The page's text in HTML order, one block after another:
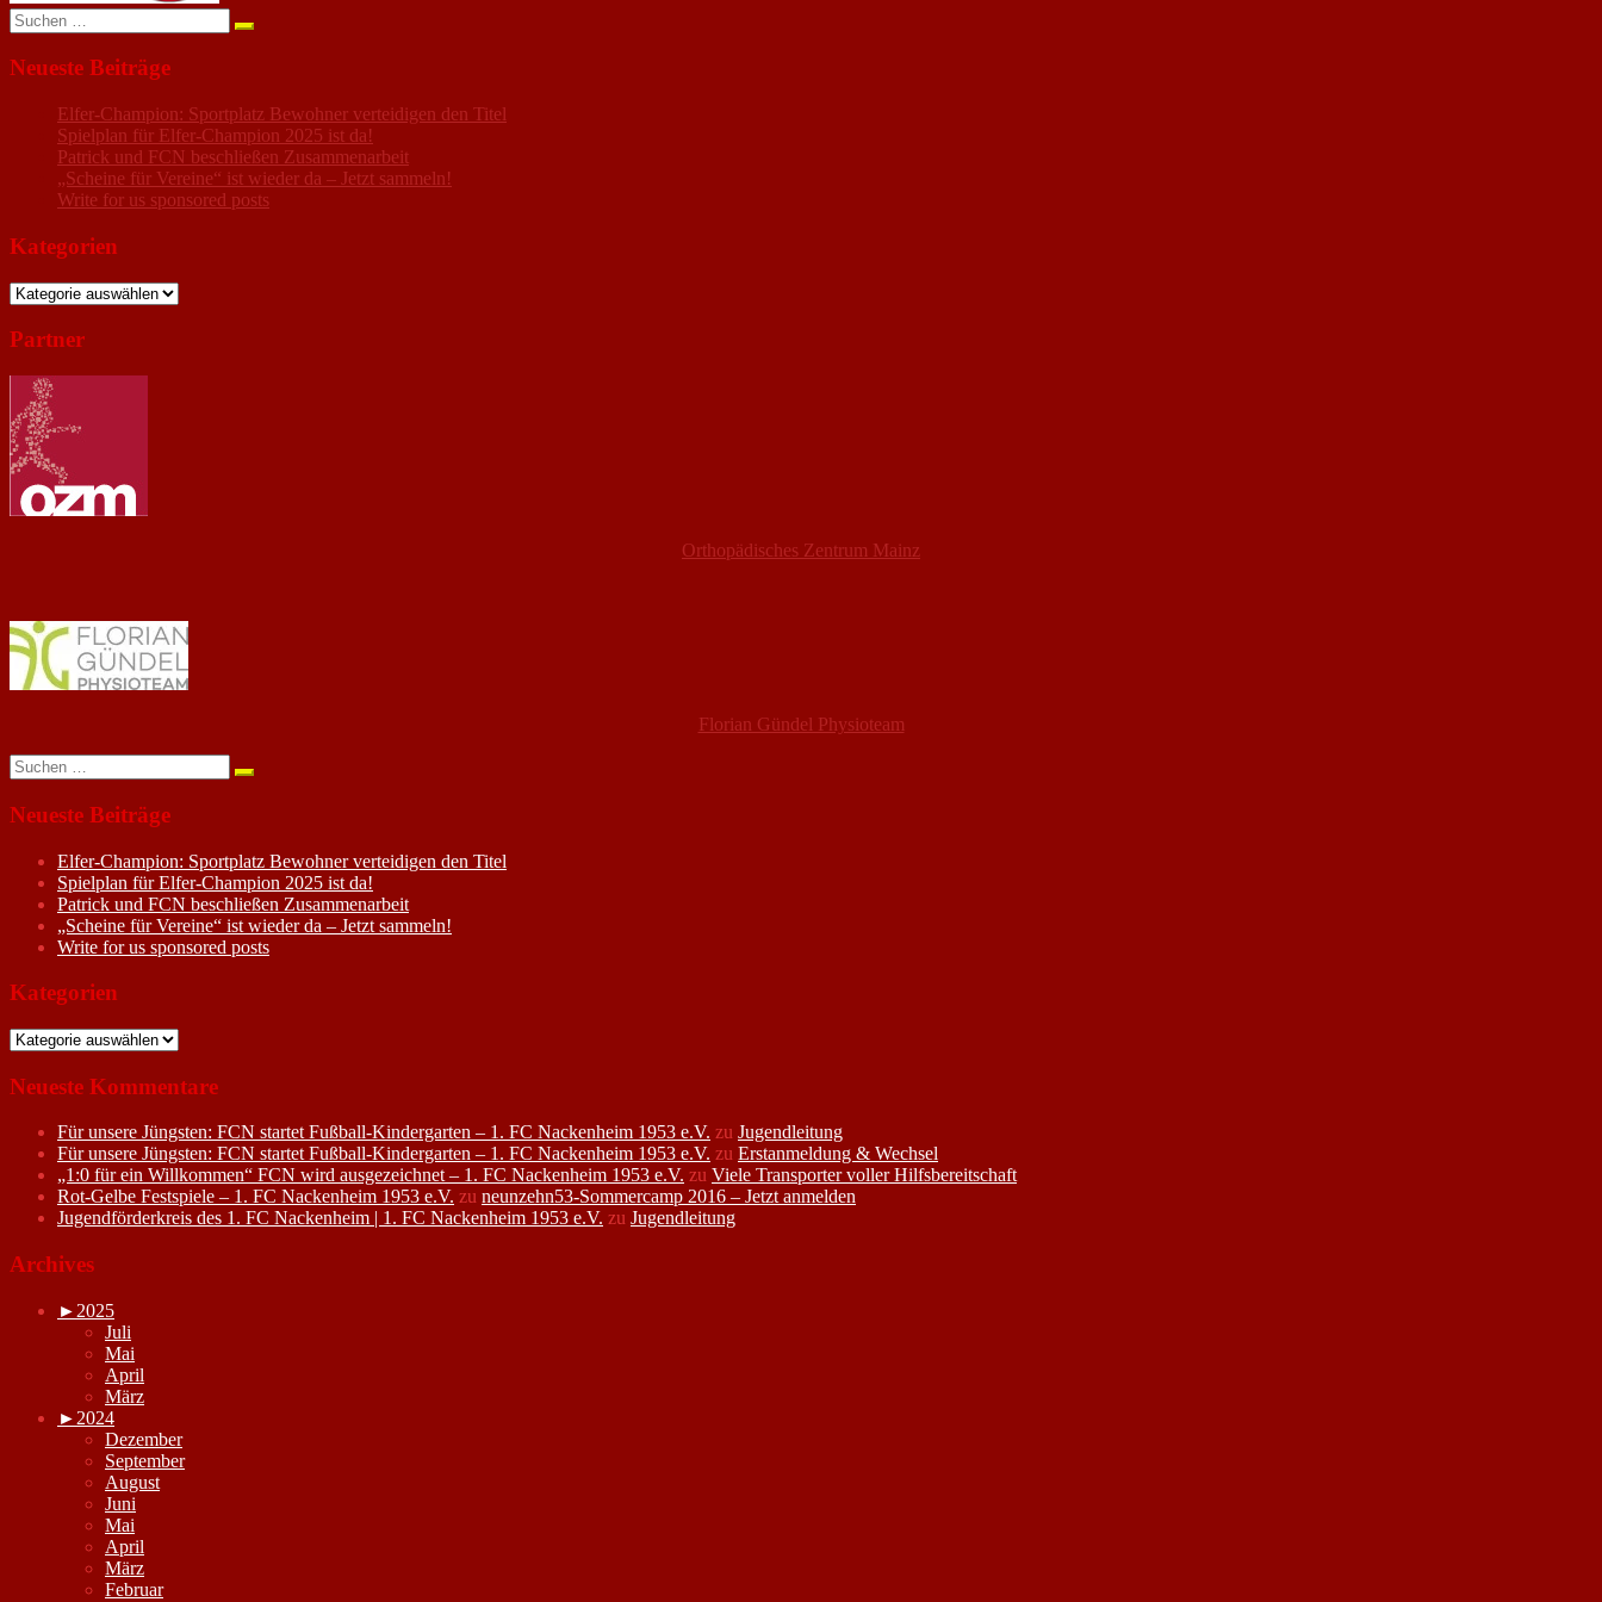
Suchen
nach:
Neueste Beiträge
Elfer-Champion: Sportplatz Bewohner verteidigen den Titel
Spielplan für Elfer-Champion 2025 ist da!
Patrick und FCN beschließen Zusammenarbeit
„Scheine für Vereine“ ist wieder da – Jetzt sammeln!
Write for us sponsored posts
Kategorien
Kategorien
Partner
Orthopädisches Zentrum Mainz
Florian Gündel Physioteam
Suchen
nach:
Neueste Beiträge
Elfer-Champion: Sportplatz Bewohner verteidigen den Titel
Spielplan für Elfer-Champion 2025 ist da!
Patrick und FCN beschließen Zusammenarbeit
„Scheine für Vereine“ ist wieder da – Jetzt sammeln!
Write for us sponsored posts
Kategorien
Kategorien
Neueste Kommentare
Für unsere Jüngsten: FCN startet Fußball-Kindergarten – 1. FC Nackenheim 1953 e.V. zu Jugendleitung
Für unsere Jüngsten: FCN startet Fußball-Kindergarten – 1. FC Nackenheim 1953 e.V. zu Erstanmeldung & Wechsel
„1:0 für ein Willkommen“ FCN wird ausgezeichnet – 1. FC Nackenheim 1953 e.V. zu Viele Transporter voller Hilfsbereitschaft
Rot-Gelbe Festspiele – 1. FC Nackenheim 1953 e.V. zu neunzehn53-Sommercamp 2016 – Jetzt anmelden
Jugendförderkreis des 1. FC Nackenheim | 1. FC Nackenheim 1953 e.V. zu Jugendleitung
Archives
► 2025
Juli
Mai
April
März
► 2024
Dezember
September
August
Juni
Mai
April
März
Februar